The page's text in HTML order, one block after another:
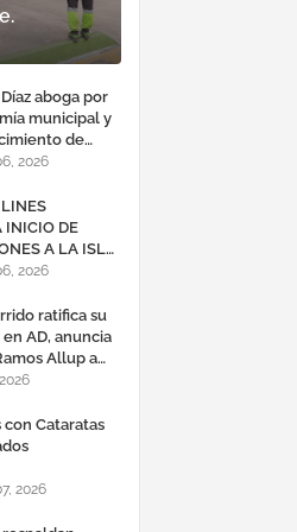
aboga por
municipal y
de
2026
INICIO DE
LA ISLA
2026
ratifica su
AD, anuncia
Allup a
a
con Cataratas
2026